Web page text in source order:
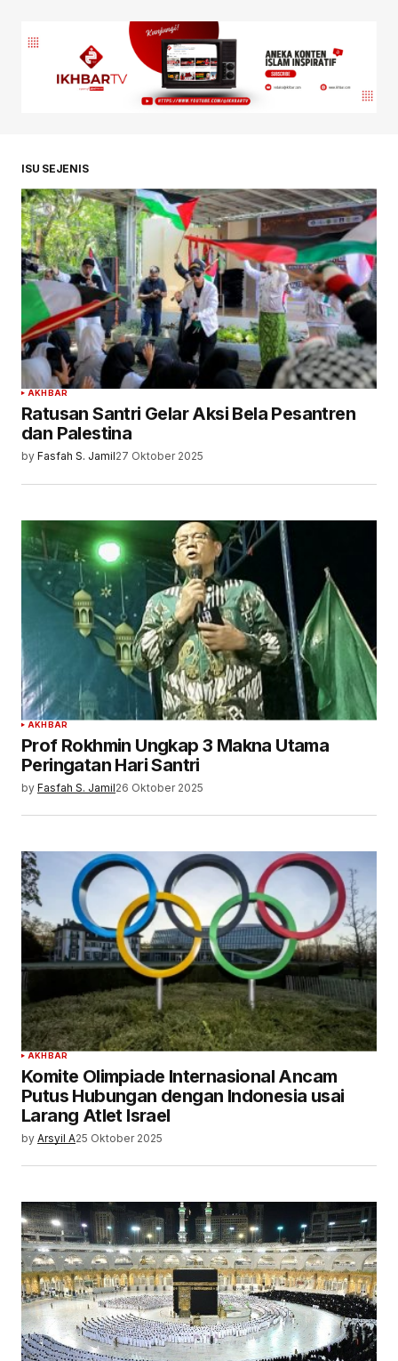
ISU SEJENIS
AKHBAR
Ratusan Santri Gelar Aksi Bela Pesantren
dan Palestina
by Fasfah S. Jamil27 Oktober 2025
AKHBAR
Prof Rokhmin Ungkap 3 Makna Utama
Peringatan Hari Santri
by Fasfah S. Jamil26 Oktober 2025
AKHBAR
Komite Olimpiade Internasional Ancam
Putus Hubungan dengan Indonesia usai
Larang Atlet Israel
by Arsyil A25 Oktober 2025